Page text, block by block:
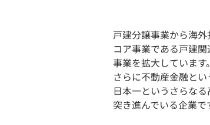
戸建分譲事業から海
コア事業である戸建
事業を拡大しています。
さらに不動産金融と
日本一というさらな
突き進んでいる企業で